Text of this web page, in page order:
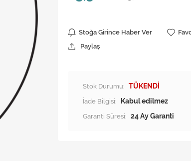
Stoğa Girince Haber Ver
Paylaş
Stok Durumu: TÜKENDİ
İade Bilgisi:
Garanti Süresi: 24 Ay Garanti